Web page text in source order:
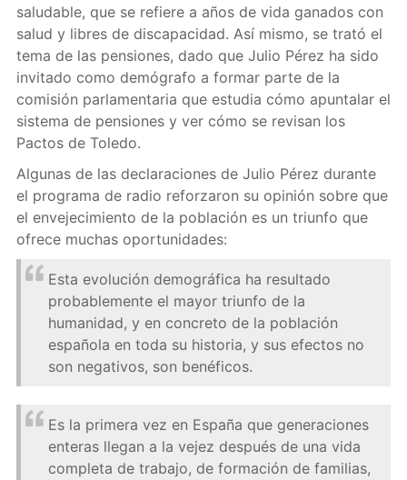
saludable, que se refiere a años de vida ganados con
salud y libres de discapacidad. Así mismo, se trató el
tema de las pensiones, dado que Julio Pérez ha sido
invitado como demógrafo a formar parte de la
comisión parlamentaria que estudia cómo apuntalar el
sistema de pensiones y ver cómo se revisan los
Pactos de Toledo.
Algunas de las declaraciones de Julio Pérez durante
el programa de radio reforzaron su opinión sobre que
el envejecimiento de la población es un triunfo que
ofrece muchas oportunidades:
Esta evolución demográfica ha resultado
probablemente el mayor triunfo de la
humanidad, y en concreto de la población
española en toda su historia, y sus efectos no
son negativos, son benéficos.
Es la primera vez en España que generaciones
enteras llegan a la vejez después de una vida
completa de trabajo, de formación de familias,